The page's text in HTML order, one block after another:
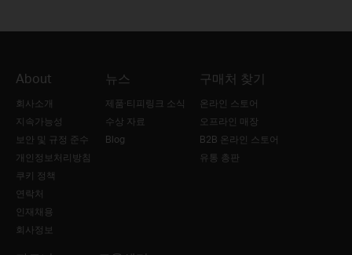
About
회사소개
지속가능성
보안 및 규정 준수
개인정보처리방침
쿠키 정책
연락처
인재채용
회사정보
뉴스
제품·티피링크 소식
수상 자료
Blog
구매처 찾기
온라인 스토어
오프라인 매장
B2B 온라인 스토어
유통 총판